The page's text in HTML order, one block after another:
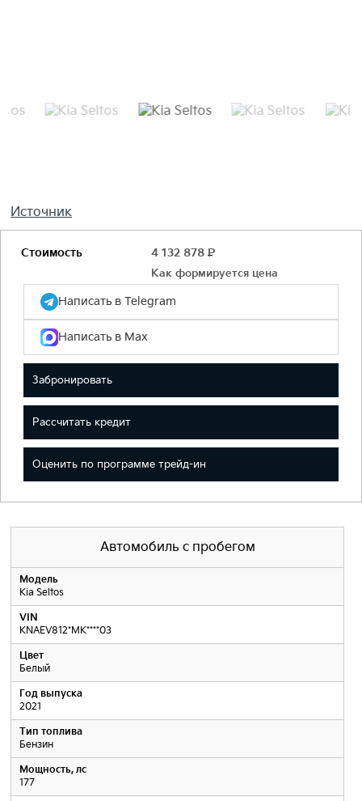
Источник
Стоимость 4 132 878 Р
Как формируется цена
Написать в Telegram
Написать в Max
Забронировать
Рассчитать кредит
Оценить по программе трейд-ин
Автомобиль с пробегом
Модель
Kia Seltos
VIN
KNAEV812*MK****03
Цвет
Белый
Год выпуска
2021
Тип топлива
Бензин
Мощность, лс
177